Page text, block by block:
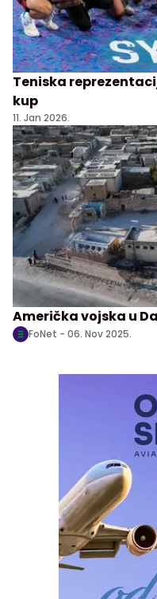
Teniska
kup
11. Jan 2026.
Američka vojska u
FoNet - 06. Nov 2025.